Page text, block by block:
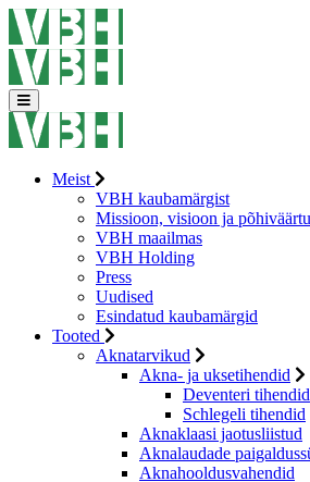
Meist
VBH kaubamärgist
Missioon, visioon ja
VBH maailmas
VBH Holding
Press
Uudised
Esindatud kaubamärgid
Tooted
Aknatarvikud
Akna- ja uksetihendid
Deventeri tihendid
Schlegeli tihendid
Aknaklaasi jaotusliistud
Aknalaudade
Aknahooldusvahendid